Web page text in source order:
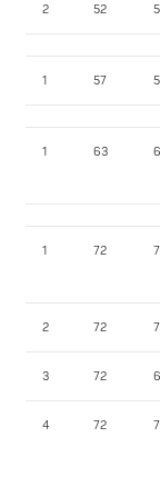
2 52
1 57
1 63
1 72
2 72
3 72
4 72